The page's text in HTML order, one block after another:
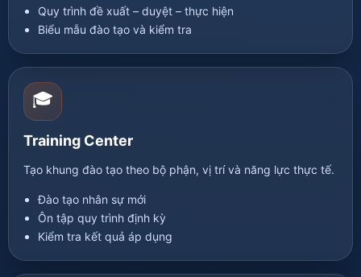
Quy trình đề xuất – duyệt – thực hiện
Biểu mẫu đào tạo và kiểm tra
🎓
Training Center
Tạo khung đào tạo theo bộ phận, vị trí và năng lực thực tế.
Đào tạo nhân sự mới
Ôn tập quy trình định kỳ
Kiểm tra kết quả áp dụng